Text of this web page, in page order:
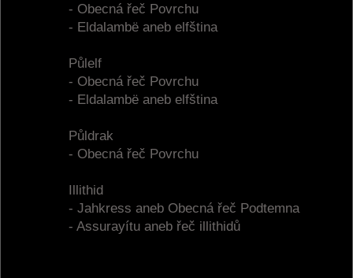
- Obecná řeč Povrchu
- Eldalambë aneb elfština
Půlelf
- Obecná řeč Povrchu
- Eldalambë aneb elfština
Půldrak
- Obecná řeč Povrchu
Illithid
- Jahkress aneb Obecná řeč Podtemna
- Assurayítu aneb řeč illithidů